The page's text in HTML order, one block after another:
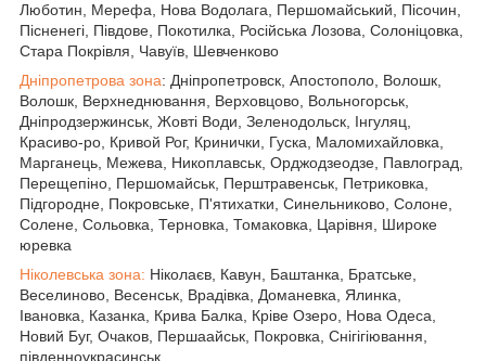
Люботин, Мерефа, Нова Водолага, Першомайський, Пісочин,
Пісненегі, Півдове, Покотилка, Російська Лозова, Солоніцовка,
Стара Покрівля, Чавуїв, Шевченково
Дніпропетрова зона: Дніпропетровск, Апостополо, Волошк,
Волошк, Верхнеднювання, Верховцово, Вольногорськ,
Дніпродзержинськ, Жовті Води, Зеленодольск, Інгуляц,
Красиво-ро, Кривой Рог, Кринички, Гуска, Маломихайловка,
Марганець, Межева, Никоплавськ, Орджодзеодзе, Павлоград,
Перещепіно, Першомайськ, Перштравенськ, Петриковка,
Підгородне, Покровське, П'ятихатки, Синельниково, Солоне,
Солене, Сольовка, Терновка, Томаковка, Царівня, Широке
юревка
Ніколевська зона: Ніколаєв, Кавун, Баштанка, Братське,
Веселиново, Весенськ, Врадівка, Доманевка, Ялинка,
Івановка, Казанка, Крива Балка, Кріве Озеро, Нова Одеса,
Новий Буг, Очаков, Першаайськ, Покровка, Снігігіювання,
південноукрасинськ